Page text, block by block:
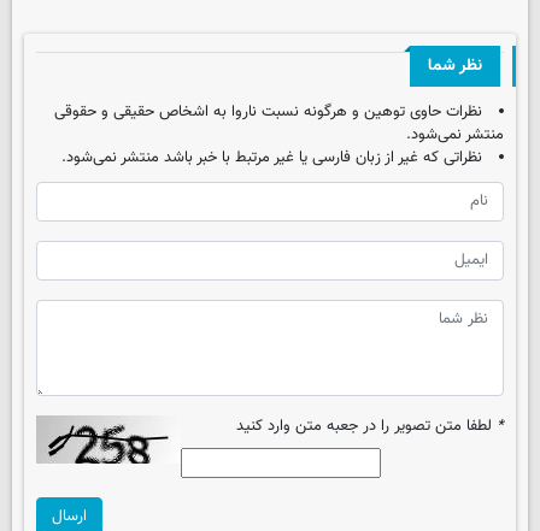
نظر شما
نظرات حاوی توهین و هرگونه نسبت ناروا به اشخاص حقیقی و حقوقی
منتشر نمی‌شود.
نظراتی که غیر از زبان فارسی یا غیر مرتبط با خبر باشد منتشر نمی‌شود.
* لطفا متن تصویر را در جعبه متن وارد کنید
ارسال